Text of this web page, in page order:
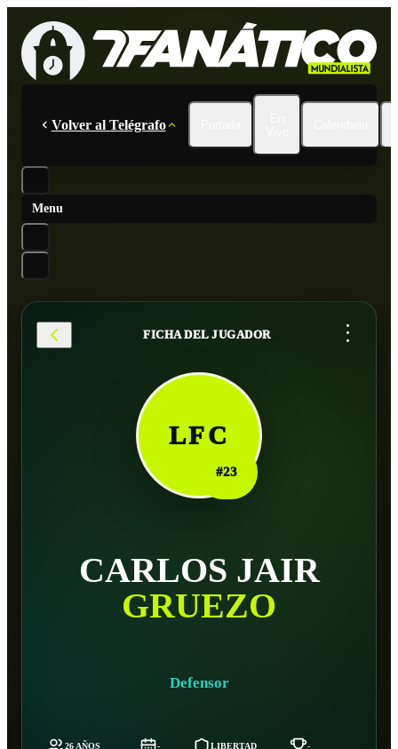
Volver al Telégrafo
Menu
FICHA DEL JUGADOR ...
LFC
#23
CARLOS JAIR
GRUEZO
Defensor
26 AÑOS - LIBERTAD -